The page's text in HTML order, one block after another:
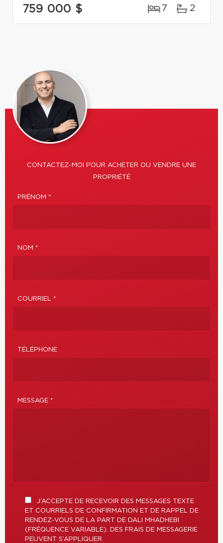
759 000 $ 7 2
CONTACTEZ-MOI POUR ACHETER OU VENDRE UNE
PROPRIÉTÉ
PRÉNOM *
NOM *
COURRIEL *
TÉLÉPHONE
MESSAGE *
J’ACCEPTE DE RECEVOIR DES MESSAGES TEXTE
ET COURRIELS DE CONFIRMATION ET DE RAPPEL DE
RENDEZ-VOUS DE LA PART DE DALI MHADHEBI
(FRÉQUENCE VARIABLE). DES FRAIS DE MESSAGERIE
PEUVENT S’APPLIQUER.